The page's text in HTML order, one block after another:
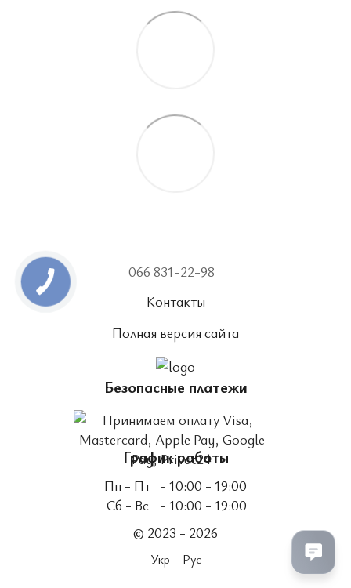
066 831-22-98
Контакты
Полная версия сайта
Безопасные платежи
График работы
Пн - Пт - 10:00 - 19:00
Сб - Вс
- 10:00 - 19:00
© 2023 - 2026
Укр Рус